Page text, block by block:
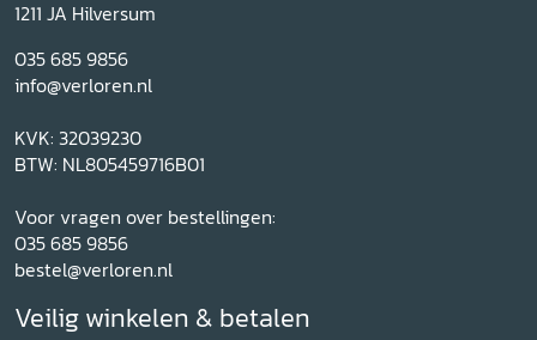
1211 JA Hilversum
035 685 9856
info@verloren.nl
KVK: 32039230
BTW: NL805459716B01
Voor vragen over bestellingen:
035 685 9856
bestel@verloren.nl
Veilig winkelen & betalen